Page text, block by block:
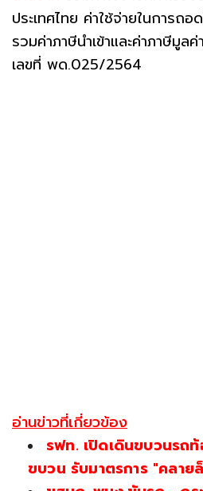
ประเทศไทย ค่าใช้จ่ายในการถ
รวมค่าภาษีนำเข้าและค่าภาษีมู
เลขที่ พด.025/2564
อ่านข่าวที่เกี่ยวข้อง
รฟท. เปิดเดินขบวนรถ
ขบวน รับมาตรการ "คลาย